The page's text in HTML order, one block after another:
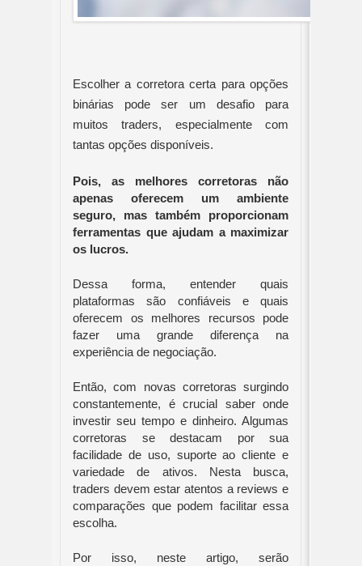
Escolher a corretora certa para opções
binárias pode ser um desafio para
muitos traders, especialmente com
tantas opções disponíveis.
Pois, as melhores corretoras não
apenas oferecem um ambiente
seguro, mas também proporcionam
ferramentas que ajudam a maximizar
os lucros.
Dessa forma, entender quais
plataformas são confiáveis e quais
oferecem os melhores recursos pode
fazer uma grande diferença na
experiência de negociação.
Então, com novas corretoras surgindo
constantemente, é crucial saber onde
investir seu tempo e dinheiro. Algumas
corretoras se destacam por sua
facilidade de uso, suporte ao cliente e
variedade de ativos. Nesta busca,
traders devem estar atentos a reviews e
comparações que podem facilitar essa
escolha.
Por isso, neste artigo, serão